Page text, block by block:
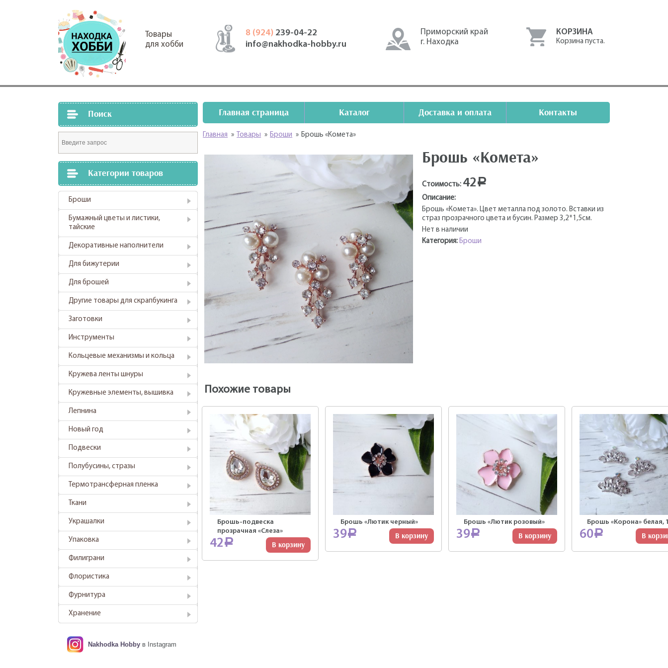
Товары
для хобби
8 (924) 239-04-22
info@nakhodka-hobby.ru
Приморский край
г. Находка
КОРЗИНА
Корзина пуста.
Поиск
Категории товаров
Броши
Бумажный цветы и листики,
тайские
Декоративные наполнители
Для бижутерии
Для брошей
Другие товары для скрапбукинга
Заготовки
Инструменты
Кольцевые механизмы и кольца
Кружева ленты шнуры
Кружевные элементы, вышивка
Лепнина
Новый год
Подвески
Полубусины, стразы
Термотрансферная пленка
Ткани
Украшалки
Упаковка
Филиграни
Флористика
Фурнитура
Хранение
Nakhodka Hobby в Instagram
Главная страница Каталог Доставка и оплата Контакты
Главная » Товары » Броши » Брошь «Комета»
Брошь «Комета»
Стоимость: 42 Р
Описание:
Брошь «Комета». Цвет металла под золото. Вставки из
страз прозрачного цвета и бусин. Размер 3,2*1,5см.
Нет в наличии
Категория:Броши
Похожие товары
Брошь-подвеска
прозрачная «Слеза»
42 Р В корзину
Брошь «Лютик черный»
39Р В корзину
Брошь «Лютик розовый»
39Р В корзину
Брошь «Корона» белая,
60Р В